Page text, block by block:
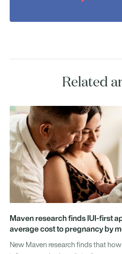
Related
Maven research finds IUI-first
average cost to pregnancy by
New Maven research finds that